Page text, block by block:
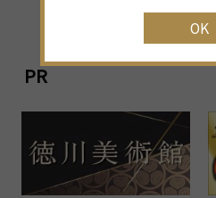
PR
OK